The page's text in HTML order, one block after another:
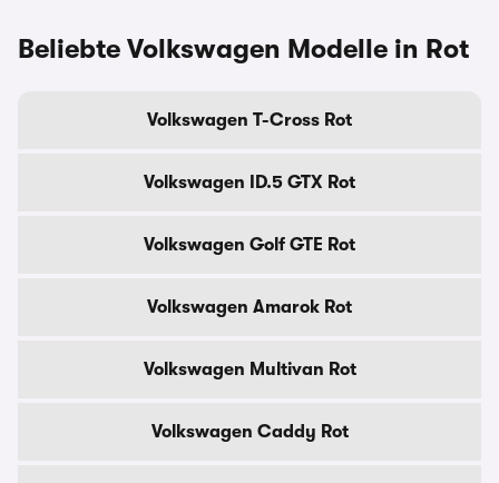
Beliebte Volkswagen Modelle in Rot
Volkswagen T-Cross Rot
Volkswagen ID.5 GTX Rot
Volkswagen Golf GTE Rot
Volkswagen Amarok Rot
Volkswagen Multivan Rot
Volkswagen Caddy Rot